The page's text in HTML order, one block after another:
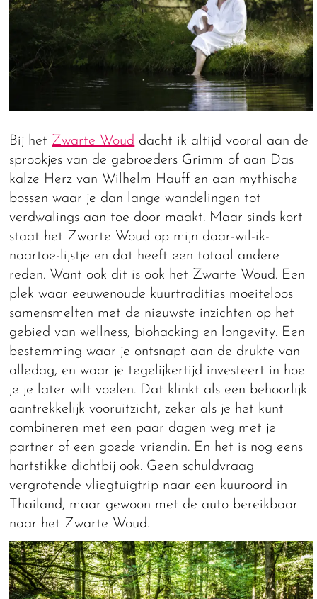
Bij het Zwarte Woud dacht ik altijd vooral aan de
sprookjes van de gebroeders Grimm of aan Das
kalze Herz van Wilhelm Hauff en aan mythische
bossen waar je dan lange wandelingen tot
verdwalings aan toe door maakt. Maar sinds kort
staat het Zwarte Woud op mijn daar-wil-ik-
naartoe-lijstje en dat heeft een totaal andere
reden. Want ook dit is ook het Zwarte Woud. Een
plek waar eeuwenoude kuurtradities moeiteloos
samensmelten met de nieuwste inzichten op het
gebied van wellness, biohacking en longevity. Een
bestemming waar je ontsnapt aan de drukte van
alledag, en waar je tegelijkertijd investeert in hoe
je je later wilt voelen. Dat klinkt als een behoorlijk
aantrekkelijk vooruitzicht, zeker als je het kunt
combineren met een paar dagen weg met je
partner of een goede vriendin. En het is nog eens
hartstikke dichtbij ook. Geen schuldvraag
vergrotende vliegtuigtrip naar een kuuroord in
Thailand, maar gewoon met de auto bereikbaar
naar het Zwarte Woud.